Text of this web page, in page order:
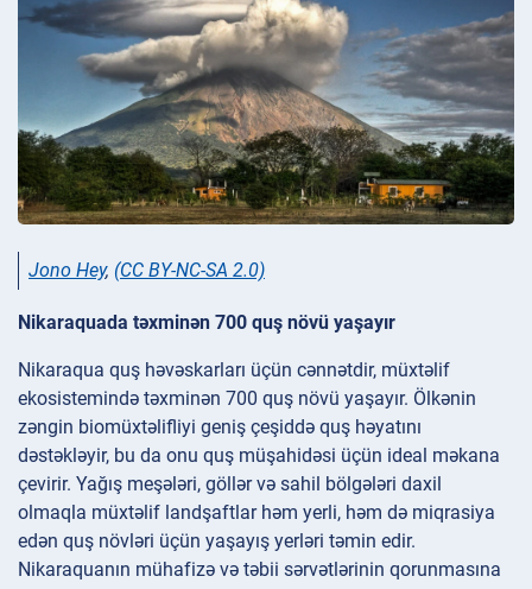
Jono Hey, (CC BY-NC-SA 2.0)
Nikaraquada təxminən 700 quş növü yaşayır
Nikaraqua quş həvəskarları üçün cənnətdir, müxtəlif
ekosistemində təxminən 700 quş növü yaşayır. Ölkənin
zəngin biomüxtəlifliyi geniş çeşiddə quş həyatını
dəstəkləyir, bu da onu quş müşahidəsi üçün ideal məkana
çevirir. Yağış meşələri, göllər və sahil bölgələri daxil
olmaqla müxtəlif landşaftlar həm yerli, həm də miqrasiya
edən quş növləri üçün yaşayış yerləri təmin edir.
Nikaraquanın mühafizə və təbii sərvətlərinin qorunmasına